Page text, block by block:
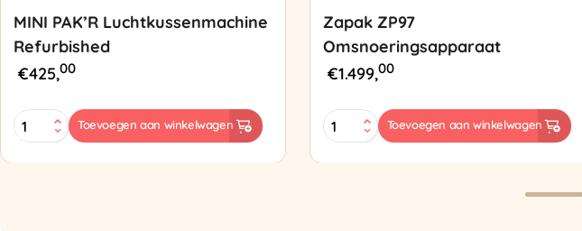
MINI PAK’R Luchtkussenmachine
Refurbished
€425,00
MINI
PAK'R
Toevoegen aan winkelwagen
Zapak ZP97
Omsnoeringsapparaat
€1.499,00
Zapak
ZP97
Toevoegen aan winkelwagen